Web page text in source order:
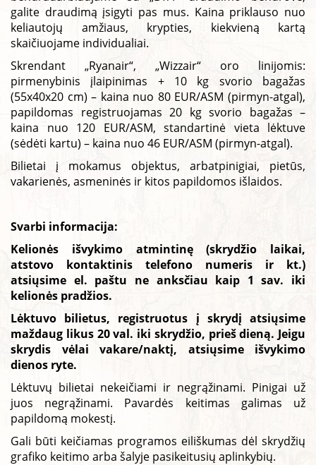
galite draudimą įsigyti pas mus. Kaina priklauso nuo
keliautojų amžiaus, krypties, kiekvieną kartą
skaičiuojame individualiai.
Skrendant „Ryanair“, „Wizzair“ oro linijomis:
pirmenybinis įlaipinimas + 10 kg svorio bagažas
(55x40x20 cm) – kaina nuo 80 EUR/ASM (pirmyn-atgal),
papildomas registruojamas 20 kg svorio bagažas –
kaina nuo 120 EUR/ASM, standartinė vieta lėktuve
(sėdėti kartu) – kaina nuo 46 EUR/ASM (pirmyn-atgal).
Bilietai į mokamus objektus, arbatpinigiai, pietūs,
vakarienės, asmeninės ir kitos papildomos išlaidos.
Svarbi informacija:
Kelionės išvykimo atmintinę (skrydžio laikai,
atstovo kontaktinis telefono numeris ir kt.)
atsiųsime el. paštu ne anksčiau kaip 1 sav. iki
kelionės pradžios.
Lėktuvo bilietus, registruotus į skrydį atsiųsime
maždaug likus 20 val. iki skrydžio, prieš dieną. Jeigu
skrydis vėlai vakare/naktį, atsiųsime išvykimo
dienos ryte.
Lėktuvų bilietai nekeičiami ir negrąžinami. Pinigai už
juos negrąžinami. Pavardės keitimas galimas už
papildomą mokestį.
Gali būti keičiamas programos eiliškumas dėl skrydžių
grafiko keitimo arba šalyje pasikeitusių aplinkybių.